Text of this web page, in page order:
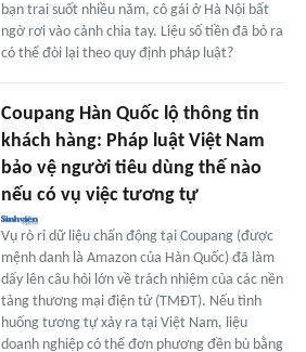
bạn trai suốt nhiều năm, cô gái ở Hà Nội bất
ngờ rơi vào cảnh chia tay. Liệu số tiền đã bỏ ra
có thể đòi lại theo quy định pháp luật?
Coupang Hàn Quốc lộ thông tin
khách hàng: Pháp luật Việt Nam
bảo vệ người tiêu dùng thế nào
nếu có vụ việc tương tự
Vụ rò rỉ dữ liệu chấn động tại Coupang (được
mệnh danh là Amazon của Hàn Quốc) đã làm
dấy lên câu hỏi lớn về trách nhiệm của các nền
tảng thương mại điện tử (TMĐT). Nếu tình
huống tương tự xảy ra tại Việt Nam, liệu
doanh nghiệp có thể đơn phương đền bù bằng